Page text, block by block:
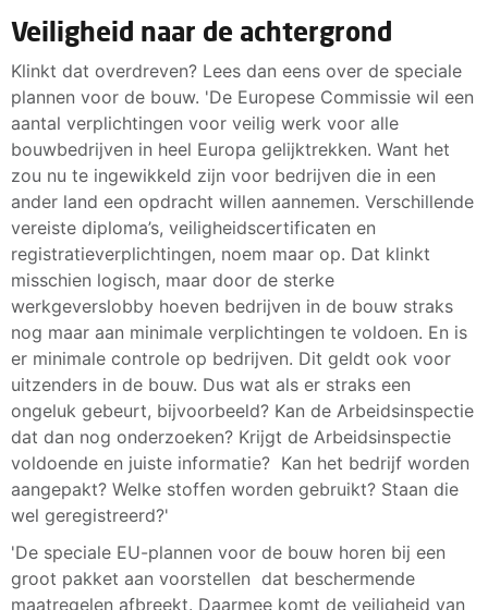
Veiligheid naar de achtergrond
Klinkt dat overdreven? Lees dan eens over de speciale
plannen voor de bouw. 'De Europese Commissie wil een
aantal verplichtingen voor veilig werk voor alle
bouwbedrijven in heel Europa gelijktrekken. Want het
zou nu te ingewikkeld zijn voor bedrijven die in een
ander land een opdracht willen aannemen. Verschillende
vereiste diploma’s, veiligheidscertificaten en
registratieverplichtingen, noem maar op. Dat klinkt
misschien logisch, maar door de sterke
werkgeverslobby hoeven bedrijven in de bouw straks
nog maar aan minimale verplichtingen te voldoen. En is
er minimale controle op bedrijven. Dit geldt ook voor
uitzenders in de bouw. Dus wat als er straks een
ongeluk gebeurt, bijvoorbeeld? Kan de Arbeidsinspectie
dat dan nog onderzoeken? Krijgt de Arbeidsinspectie
voldoende en juiste informatie? Kan het bedrijf worden
aangepakt? Welke stoffen worden gebruikt? Staan die
wel geregistreerd?'
'De speciale EU-plannen voor de bouw horen bij een
groot pakket aan voorstellen dat beschermende
maatregelen afbreekt. Daarmee komt de veiligheid van